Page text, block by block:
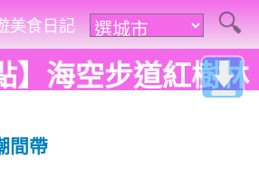
美食日記
】海空步道紅樹林
彰化新亮點，豐
眼簾，親子同遊好
間帶